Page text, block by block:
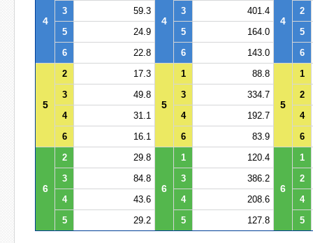
4 4 4
3
59.3 3 401.4
2
5
24.9 5 164.0
5
6
22.8 6 143.0 6
5
2 17.3
5
1 88.8
5
1
3
49.8 3 334.7
2
4
31.1 4 192.7
4
6
16.1 6 83.9 6
6
2 29.8
6
1 120.4
6
1
3
84.8 3 386.2
2
4
43.6 4 208.6
4
5
29.2 5 127.8 5